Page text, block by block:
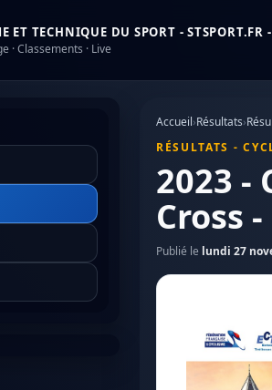
ET TECHNIQUE DU SPORT - STSPORT.FR
· Classements · Live
Accueil›Résultats›
RÉSULTATS -
2023 -
Cross
Publié le lundi 27